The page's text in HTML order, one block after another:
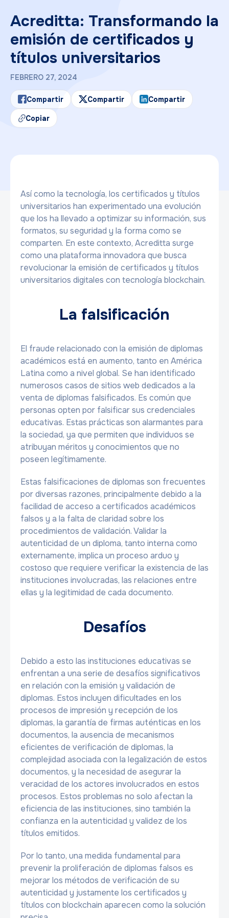
Acreditta: Transformando la
emisión de certificados y
títulos universitarios
FEBRERO 27, 2024
Compartir Compartir Compartir
Copiar
Así como la tecnología, los certificados y títulos
universitarios han experimentado una evolución
que los ha llevado a optimizar su información, sus
formatos, su seguridad y la forma como se
comparten. En este contexto, Acreditta surge
como una plataforma innovadora que busca
revolucionar la emisión de certificados y títulos
universitarios digitales con tecnología blockchain.
La falsificación
El fraude relacionado con la emisión de diplomas
académicos está en aumento, tanto en América
Latina como a nivel global. Se han identificado
numerosos casos de sitios web dedicados a la
venta de diplomas falsificados. Es común que
personas opten por falsificar sus credenciales
educativas. Estas prácticas son alarmantes para
la sociedad, ya que permiten que individuos se
atribuyan méritos y conocimientos que no
poseen legítimamente.
Estas falsificaciones de diplomas son frecuentes
por diversas razones, principalmente debido a la
facilidad de acceso a certificados académicos
falsos y a la falta de claridad sobre los
procedimientos de validación. Validar la
autenticidad de un diploma, tanto interna como
externamente, implica un proceso arduo y
costoso que requiere verificar la existencia de las
instituciones involucradas, las relaciones entre
ellas y la legitimidad de cada documento.
Desafíos
Debido a esto las instituciones educativas se
enfrentan a una serie de desafíos significativos
en relación con la emisión y validación de
diplomas. Estos incluyen dificultades en los
procesos de impresión y recepción de los
diplomas, la garantía de firmas auténticas en los
documentos, la ausencia de mecanismos
eficientes de verificación de diplomas, la
complejidad asociada con la legalización de estos
documentos, y la necesidad de asegurar la
veracidad de los actores involucrados en estos
procesos. Estos problemas no solo afectan la
eficiencia de las instituciones, sino también la
confianza en la autenticidad y validez de los
títulos emitidos.
Por lo tanto, una medida fundamental para
prevenir la proliferación de diplomas falsos es
mejorar los métodos de verificación de su
autenticidad y justamente los certificados y
títulos con blockchain aparecen como la solución